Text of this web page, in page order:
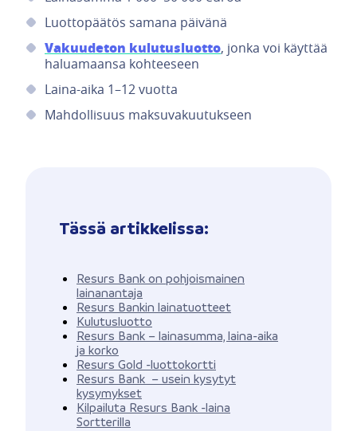
Luottopäätös samana päivänä
Vakuudeton kulutusluotto, jonka voi käyttää
haluamaansa kohteeseen
Laina-aika 1–12 vuotta
Mahdollisuus maksuvakuutukseen
Tässä artikkelissa:
Resurs Bank on pohjoismainen
lainanantaja
Resurs Bankin lainatuotteet
Kulutusluotto
Resurs Bank – lainasumma, laina-aika
ja korko
Resurs Gold -luottokortti
Resurs Bank – usein kysytyt
kysymykset
Kilpailuta Resurs Bank -laina
Sortterilla